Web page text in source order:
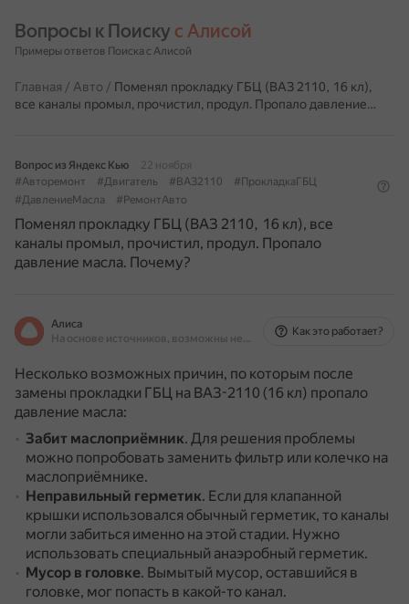
Вопросы к Поиску с Алисой
Примеры ответов Поиска с Алисой
Главная / Авто / Поменял прокладку ГБЦ (ВАЗ 2110, 16 кл),
все каналы промыл, прочистил, продул. Пропало давление…
Вопрос из Яндекс Кью
22 ноября
#Авторемонт
#Двигатель #ВАЗ2110
#ПрокладкаГБЦ
#ДавлениеМасла
#РемонтАвто
Поменял прокладку ГБЦ (ВАЗ 2110, 16 кл), все
каналы промыл, прочистил, продул. Пропало
давление масла. Почему?
Алиса
На основе источников, возможны неточности
Как это работает?
Несколько возможных причин, по которым после
замены прокладки ГБЦ на ВАЗ-2110 (16 кл) пропало
давление масла:
Забит маслоприёмник. Для решения проблемы
можно попробовать заменить фильтр или колечко на
маслоприёмнике.
Неправильный герметик. Если для клапанной
крышки использовался обычный герметик, то каналы
могли забиться именно на этой стадии. Нужно
использовать специальный анаэробный герметик.
Мусор в головке. Вымытый мусор, оставшийся в
головке, мог попасть в какой-то канал.